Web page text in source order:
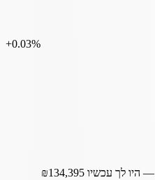
‎+0.03%
— היו לך עכשיו ₪134,395